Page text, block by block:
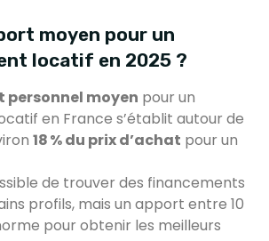
moyen pour un
locatif en 2025 ?
personnel moyen pour un
en France s’établit autour de
18 % du prix d’achat pour un
de trouver des financements
profils, mais un apport entre 10
pour obtenir les meilleurs